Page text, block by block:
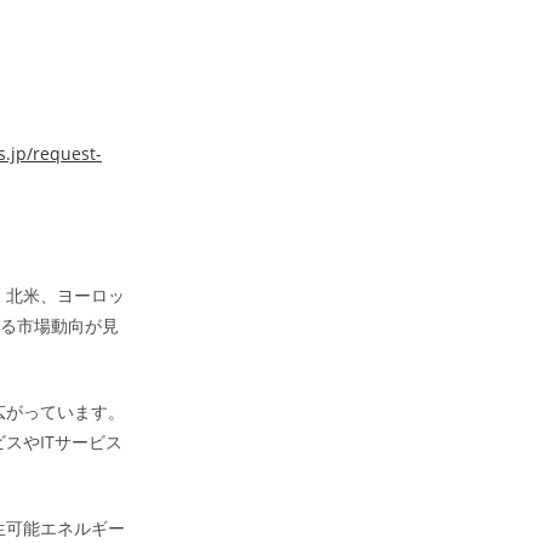
request-
米、ヨーロッ
市場動向が見
っています。
やITサービス
能エネルギー